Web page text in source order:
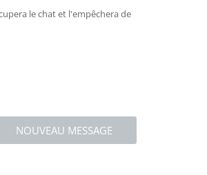
le chat et l'empêchera de
NOUVEAU MESSAGE